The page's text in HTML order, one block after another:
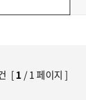
건 [1 / 1 페이지 ]